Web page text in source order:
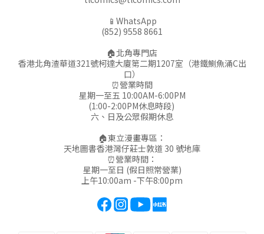
📱WhatsApp
(852) 9558 8661
🏠北角專門店
香港北角渣華道321號柯達大廈第二期1207室（港鐵鰂魚涌C出
口）
⏰營業時間
星期一至五 10:00AM-6:00PM
(1:00-2:00PM休息時段)
六、日及公眾假期休息
🏠東立漫畫專區：
天地圖書香港灣仔莊士敦道 30 號地庫
⏰營業時間：
星期一至日 (假日照常營業)
上午10:00am -下午8:00pm